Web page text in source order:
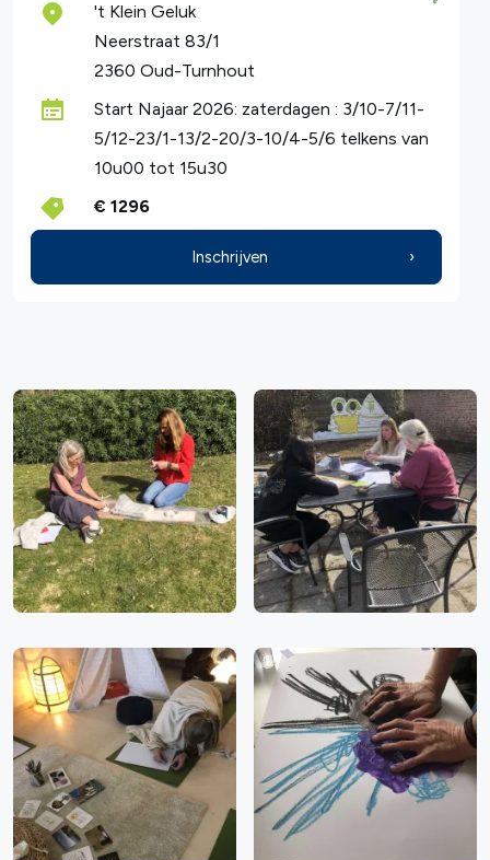
't Klein Geluk
Neerstraat 83/1
2360 Oud-Turnhout
Start Najaar 2026: zaterdagen : 3/10-7/11-
5/12-23/1-13/2-20/3-10/4-5/6 telkens van
10u00 tot 15u30
€ 1296
Inschrijven